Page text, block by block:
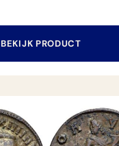
BEKIJK PRODUCT